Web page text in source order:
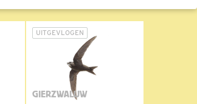
UITGEVLOGEN
GIERZWALUW